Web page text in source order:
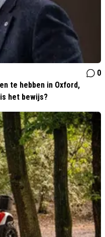
0
te hebben in Oxford,
het bewijs?